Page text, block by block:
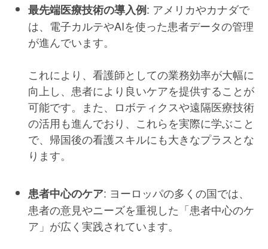
最先端医療技術の導入例: アメリカやカナダで
は、電子カルテやAIを使った患者データの管理
が進んでいます。
これにより、看護師としての業務効率が大幅に
向上し、患者により良いケアを提供することが
可能です。また、ロボティクスや遠隔医療技術
の活用も進んでおり、これらを実際に学ぶこと
で、帰国後の看護スキルにも大きなプラスとな
ります。
患者中心のケア: ヨーロッパの多くの国では、
患者の意見やニーズを重視した「患者中心のケ
ア」が広く実践されています。